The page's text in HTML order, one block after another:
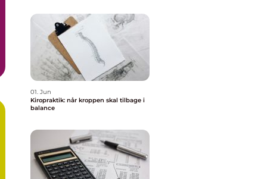
01. Jun
Kiropraktik: når kroppen skal tilbage i
balance